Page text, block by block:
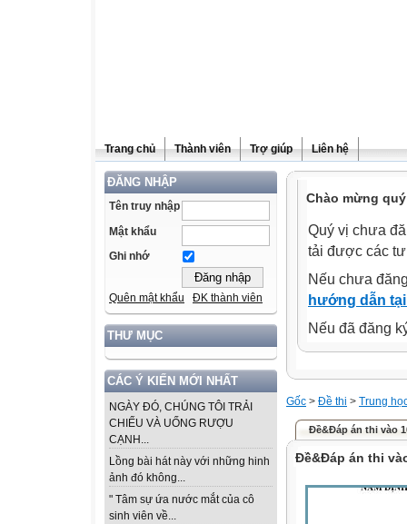
Trang chủ Thành viên Trợ giúp Liên hệ
ĐĂNG NHẬP
Tên truy nhập
Mật khẩu
Ghi nhớ
Quên mật khẩu ĐK thành viên
THƯ MỤC
CÁC Ý KIẾN MỚI NHẤT
NGÀY ĐÓ, CHÚNG TÔI TRẢI
CHIẾU VÀ UỐNG RƯỢU
CẠNH...
Lồng bài hát này với những hinh
ảnh đó không...
" Tâm sự ứa nước mắt của cô
sinh viên về...
Chào mừng
Quý vị chưa
tải được các
Nếu chưa
hướng dẫn
Nếu đã đăng
Gốc > Đề thi > Trung
Đề&Đáp án thi vào
Đề&Đáp án thi